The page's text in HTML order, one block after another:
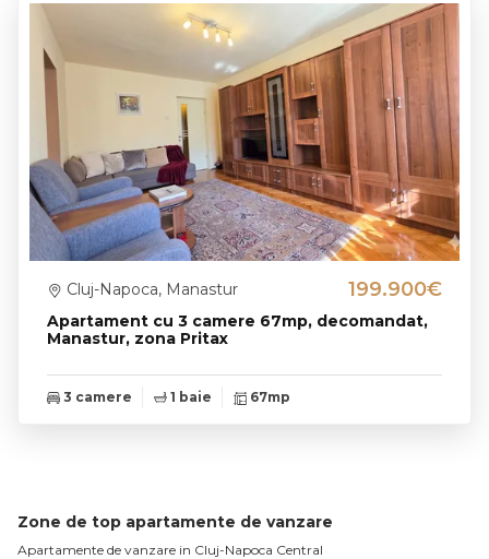
Apartament cu 3 camere 67mp, decomandat,
Manastur, zona Pritax
Cluj-Napoca, Manastur 199.900€
3 camere 1 baie 67mp
Zone de top apartamente de vanzare
Apartamente de vanzare in Cluj-Napoca Central